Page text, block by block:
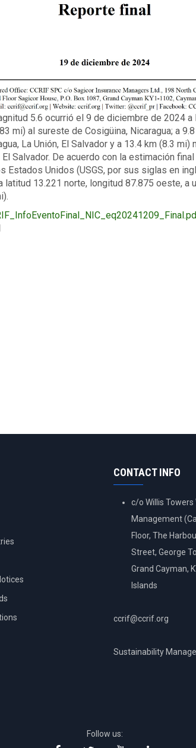
5.6 ocurrió el 9 de diciembre de 2024 a
mi) al sureste de Cosigüina, Nicaragua; a
La Unión, El Salvador y a 13.4 km (8.3
El Salvador. De acuerdo con la estimación
Estados Unidos (USGS, por sus siglas en
latitud 13.221 norte, longitud 87.875 oeste, a
CONTACT INFO
c/o Willis Towers
Management
Floor, The
Street, George
Grand Cayman,
Islands
ccrif@ccrif.org
Sustainability
Follow us: